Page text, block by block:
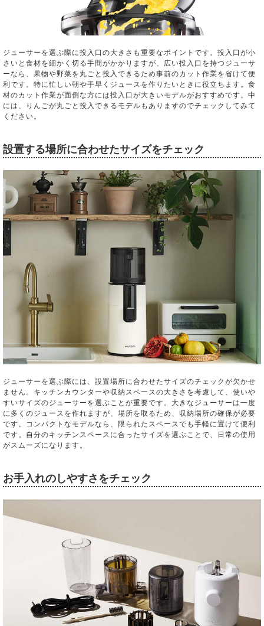
ジューサーを選ぶ際に投入口の大きさも重要なポイントです。投入口が小
さいと食材を細かく切る手間がかかりますが、広い投入口を持つジューサ
ーなら、果物や野菜を丸ごと投入できるため事前のカット作業を省けて便
利です。特に忙しい朝や手早くジュースを作りたいときに役立ちます。食
材のカット作業が面倒な方には投入口が大きいモデルがおすすめです。中
には、りんごが丸ごと投入できるモデルもありますのでチェックしてみて
ください。
設置する場所に合わせたサイズをチェック
ジューサーを選ぶ際には、設置場所に合わせたサイズのチェックが欠かせ
ません。キッチンカウンターや収納スペースの大きさを考慮して、使いや
すいサイズのジューサーを選ぶことが重要です。大きなジューサーは一度
に多くのジュースを作れますが、場所を取るため、収納場所の確保が必要
です。コンパクトなモデルなら、限られたスペースでも手軽に置けて便利
です。自分のキッチンスペースに合ったサイズを選ぶことで、日常の使用
がスムーズになります。
お手入れのしやすさをチェック